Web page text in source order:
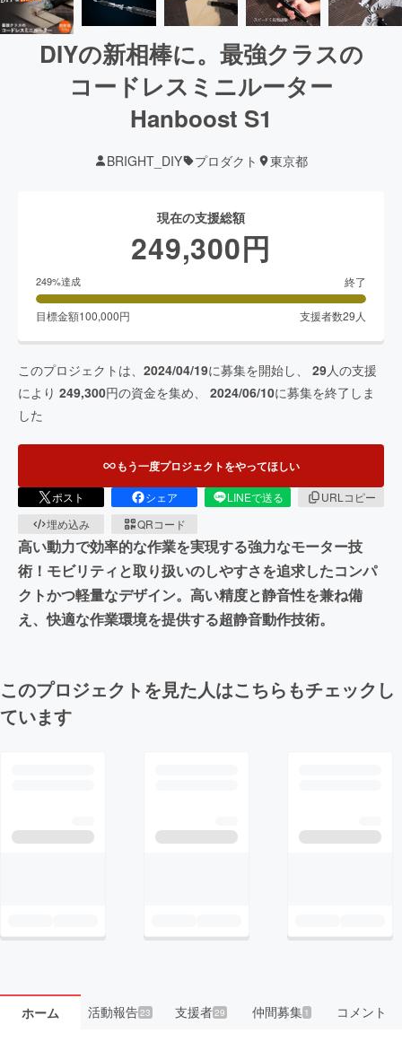
DIYの新相棒に。最強クラスの
コードレスミニルーター
Hanboost S1
BRIGHT_DIY プロダクト 東京都
現在の支援総額
249,300円
249%達成 終了
目標金額100,000円 支援者数29 人
このプロジェクトは、 2024/04/19に募集を開始し、 29人の支援
により 249,300円の資金を集め、 2024/06/10に募集を終了しま
した
もう一度プロジェクトをやってほしい
ポスト シェア LINEで送る
URLコピー
埋め込み
QRコード
高い動力で効率的な作業を実現する強力なモーター技
術！モビリティと取り扱いのしやすさを追求したコンパ
クトかつ軽量なデザイン。高い精度と静音性を兼ね備
え、快適な作業環境を提供する超静音動作技術。
このプロジェクトを見た人はこちらもチェックし
ています
ホーム 活動報告23 支援者 29 仲間募集 1 コメント